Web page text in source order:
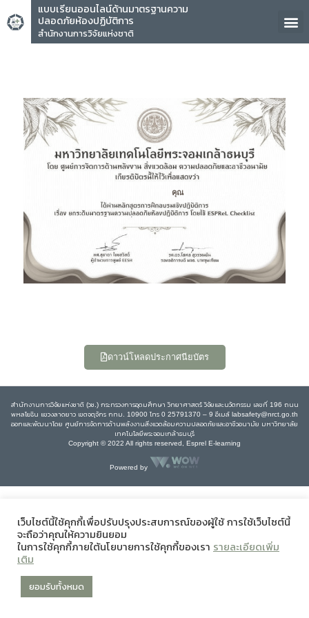
แบบเรียนออนไลน์ด้านมาตรฐานความ
ปลอดภัยห้องปฏิบัติการ
สำนักงานการวิจัยแห่งชาติ
คุณ
ดาวน์โหลดประกาศนียบัตร
สำนักงานการวิจัยแห่งชาติ (วช.) กระทรวงการอุดมศึกษา วิทยาศาสตร์ วิจัยและนวัตกรรม เลขที่ 196 ถนน
พหลโยธิน แขวงลาดยาว เขตจตุจักร กทม. 10900 โทร 0 25791370 – 9 อีเมล์ labsafety@nrct.go.th
ออกและพัฒนาโดย ศูนย์การจัดการด้านพลังงานสิ่งแวดล้อมความปลอดภัยและอาชีวอนามัย มหาวิทยาลัย
เทคโนโลยีพระจอมเกล้าธนบุรี
Copyright © 2022 All rights reserved, Esprel E-learning
Powered by
เว็บไซต์นี้ใช้คุกกี้เพื่อปรับปรุงประสบการณ์ของผู้ใช้ การใช้เว็บไซต์นี้
จะถือว่าคุณให้ความยินยอม
ในการใช้คุกกี้ภายใต้นโยบายการใช้คุกกี้ของเรา รายละเอียดเพิ่ม
เติม
ยอมรับทั้งหมด